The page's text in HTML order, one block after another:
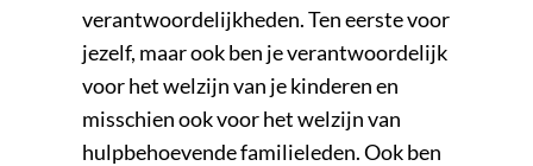
verantwoordelijkheden. Ten eerste voor
jezelf, maar ook ben je verantwoordelijk
voor het welzijn van je kinderen en
misschien ook voor het welzijn van
hulpbehoevende familieleden. Ook ben